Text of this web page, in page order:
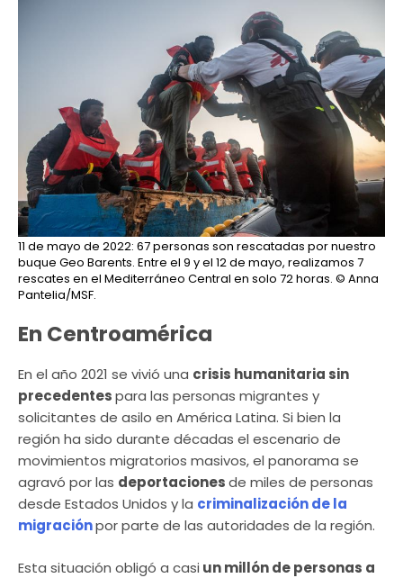
11 de mayo de 2022: 67 personas son rescatadas por nuestro
buque Geo Barents. Entre el 9 y el 12 de mayo, realizamos 7
rescates en el Mediterráneo Central en solo 72 horas. © Anna
Pantelia/MSF.
En Centroamérica
En el año 2021 se vivió una crisis humanitaria sin
precedentespara las personas migrantes y
solicitantes de asilo en América Latina. Si bien la
región ha sido durante décadas el escenario de
movimientos migratorios masivos, el panorama se
agravó por las deportacionesde miles de personas
desde Estados Unidos y la criminalización de la
migraciónpor parte de las autoridades de la región.
Esta situación obligó a casi un millón de personas a